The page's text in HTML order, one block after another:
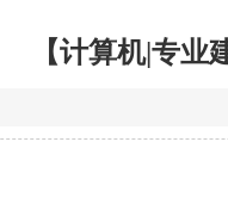
【计算机|专